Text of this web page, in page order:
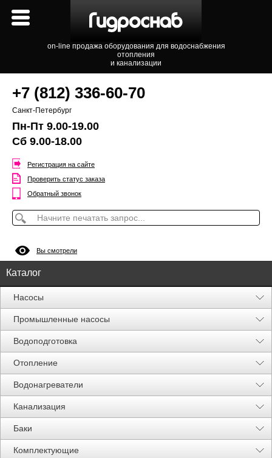
on-line продажа оборудования для водоснабжения
отопления
и канализации
+7 (812) 336-60-70
Санкт-Петербург
Пн-Пт 9.00-19.00
Сб 9.00-18.00
Регистрация на сайте
Проверить статус заказа
Обратный звонок
Вы смотрели
Каталог
Насосы
Промышленные насосы
Водоподготовка
Отопление
Водонагреватели
Канализация
Баки
Комплектующие
Акции %